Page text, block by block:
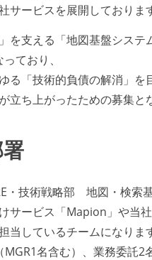
サービスを展開しておりま
を支える「地図基盤システ
ており、
る「技術的負債の解消」を
立ち上がったための募集と
・技術戦略部 地図・検索
サービス「Mapion」や当
当しているチームになりま
MGR1名含む）、業務委託2